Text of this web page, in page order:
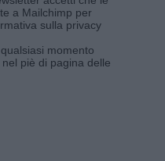
a Mailchimp per
sulla privacy
momento
piè di pagina delle